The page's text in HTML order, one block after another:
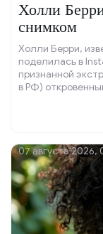
Холли
снимком
Холли Берри,
поделилась в
признанной
в РФ)
07 августа 2026,